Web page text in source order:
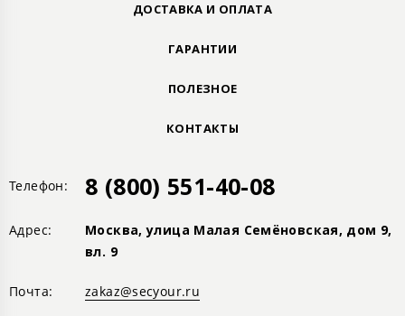
Телефон: 8 (800) 551-40-08
Адрес:
Москва, улица Малая Семёновская, дом 9,
вл. 9
Почта: zakaz@secyour.ru
ДОСТАВКА И ОПЛАТА
ГАРАНТИИ
ПОЛЕЗНОЕ
КОНТАКТЫ